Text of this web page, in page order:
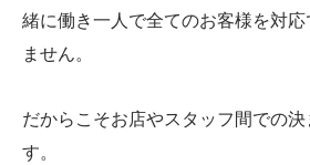
緒に働き一人で全てのお客様を対応
ません。
だからこそお店やスタッフ間での
す。